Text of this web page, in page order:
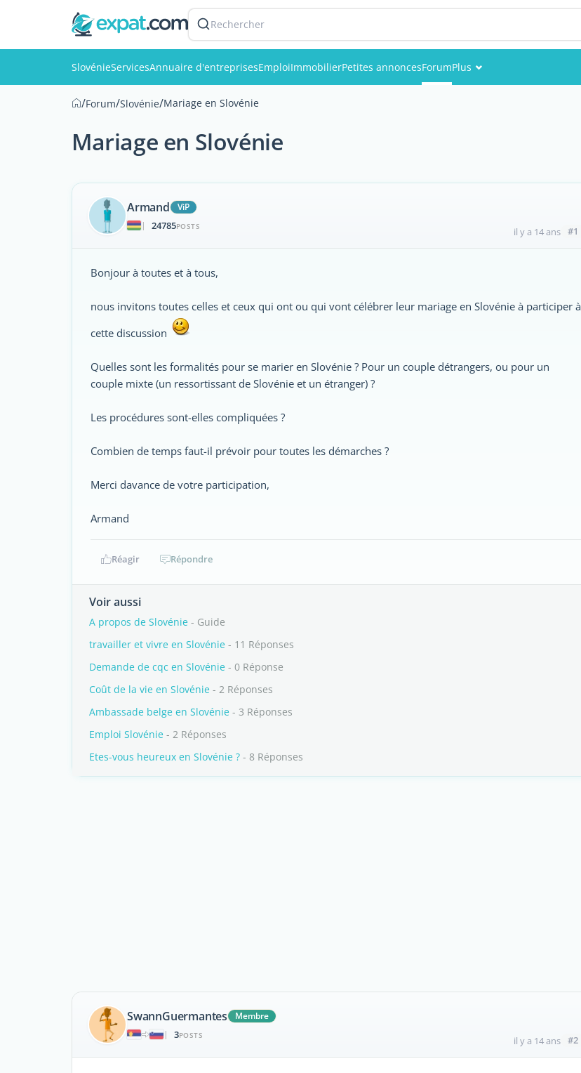
Rechercher
SlovénieServicesAnnuaire d'entreprisesEmploiImmobilierPetites annoncesForumPlus
/Forum/Slovénie/Mariage en Slovénie
Mariage en Slovénie
Armand
ViP
|
24785POSTS il y a 14 ans #1
Bonjour à toutes et à tous,
nous invitons toutes celles et ceux qui ont ou qui vont célébrer leur mariage en Slovénie à participer à
cette discussion
Quelles sont les formalités pour se marier en Slovénie ? Pour un couple détrangers, ou pour un
couple mixte (un ressortissant de Slovénie et un étranger) ?
Les procédures sont-elles compliquées ?
Combien de temps faut-il prévoir pour toutes les démarches ?
Merci davance de votre participation,
Armand
Réagir Répondre
Voir aussi
A propos de Slovénie - Guide
travailler et vivre en Slovénie - 11 Réponses
Demande de cqc en Slovénie - 0 Réponse
Coût de la vie en Slovénie - 2 Réponses
Ambassade belge en Slovénie - 3 Réponses
Emploi Slovénie - 2 Réponses
Etes-vous heureux en Slovénie ? - 8 Réponses
SwannGuermantes
Membre
|
3POSTS il y a 14 ans #2